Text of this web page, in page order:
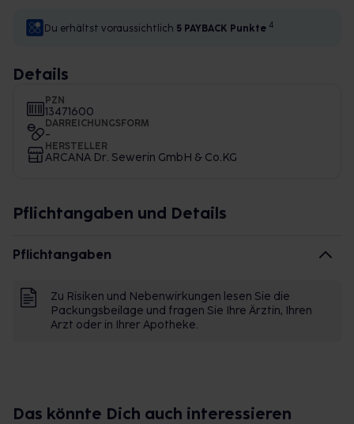
Du erhältst voraussichtlich 5 PAYBACK Punkte 4
Details
PZN
13471600
DARREICHUNGSFORM
-
HERSTELLER
ARCANA Dr. Sewerin GmbH & Co.KG
Pflichtangaben und Details
Pflichtangaben
Zu Risiken und Nebenwirkungen lesen Sie die
Packungsbeilage und fragen Sie Ihre Ärztin, Ihren
Arzt oder in Ihrer Apotheke.
Das könnte Dich auch interessieren